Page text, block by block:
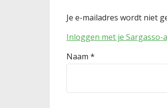
Je e-mailadres wordt niet
Inloggen met je Sargasso-
Naam *